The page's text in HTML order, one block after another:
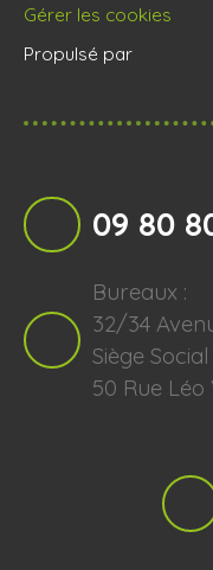
Gérer les cookies
Propulsé par
09 80
Bureaux :
32/34
Siège Social
50 Rue